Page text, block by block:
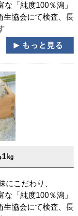
「純度100％潟」
生協会にて検査、長
㎏
にこだわり、
「純度100％潟」
生協会にて検査、長